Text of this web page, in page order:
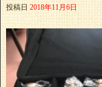
投稿日 2018年11月6日